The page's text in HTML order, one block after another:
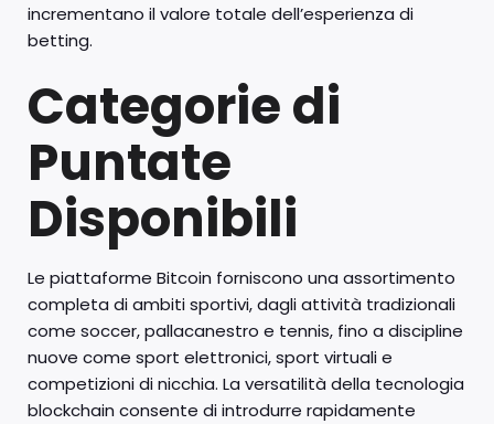
incrementano il valore totale dell’esperienza di
betting.
Categorie di
Puntate
Disponibili
Le piattaforme Bitcoin forniscono una assortimento
completa di ambiti sportivi, dagli attività tradizionali
come soccer, pallacanestro e tennis, fino a discipline
nuove come sport elettronici, sport virtuali e
competizioni di nicchia. La versatilità della tecnologia
blockchain consente di introdurre rapidamente